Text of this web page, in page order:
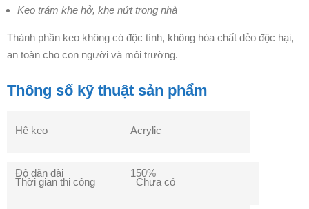
Keo trám khe hở, khe nứt trong nhà
Thành phần keo không có độc tính, không hóa chất dẻo độc hại,
an toàn cho con người và môi trường.
Thông số kỹ thuật sản phẩm
Hệ keo Acrylic
Độ dãn dài 150%
Thời gian thi công Chưa có